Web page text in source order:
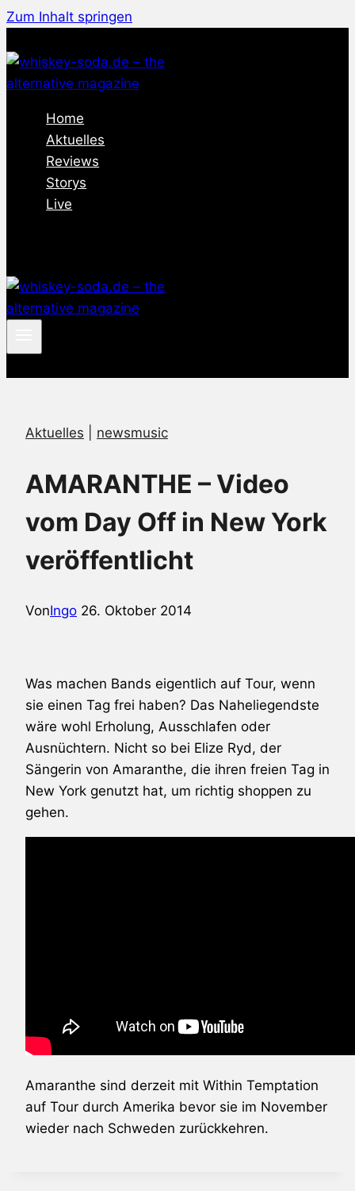
Zum Inhalt springen
Home
Aktuelles
Reviews
Storys
Live
Aktuelles newsmusic
AMARANTHE – Video
vom Day Off in New York
veröffentlicht
VonIngo 26. Oktober 2014
Was machen Bands eigentlich auf Tour, wenn
sie einen Tag frei haben? Das Naheliegendste
wäre wohl Erholung, Ausschlafen oder
Ausnüchtern. Nicht so bei Elize Ryd, der
Sängerin von Amaranthe, die ihren freien Tag in
New York genutzt hat, um richtig shoppen zu
gehen.
Amaranthe sind derzeit mit Within Temptation
auf Tour durch Amerika bevor sie im November
wieder nach Schweden zurückkehren.